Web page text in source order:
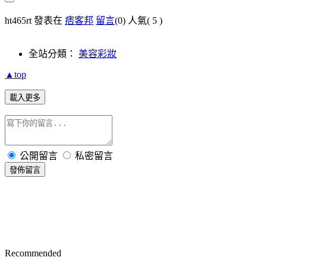
ht465rt 發表在 痞客邦 留言(0) 人氣( 5 )
全站分類： 美容彩妝
▲top
載入更多
公開留言 私密留言
發佈留言
Recommended